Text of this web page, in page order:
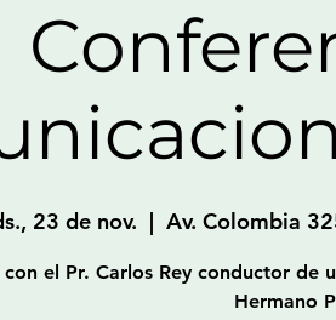
23 de nov.
  |
Av. Colombia
con el Pr. Carlos Rey conductor de
Hermano